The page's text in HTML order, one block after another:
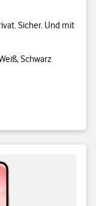
Sicher. Und mit
Schwarz